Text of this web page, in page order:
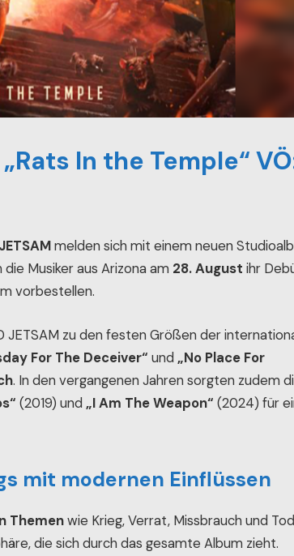
In the Temple“
melden sich mit einem neuen
Musiker aus Arizona am 28. August ihr
vorbestellen.
JETSAM zu den festen Größen der
For The Deceiver“ und „No Place For
. In den vergangenen Jahren sorgten zudem
(2019) und „I Am The Weapon“ (2024) für
mit modernen Einflüssen
Themenwie Krieg, Verrat, Missbrauch und
die sich durch das gesamte Album zieht.